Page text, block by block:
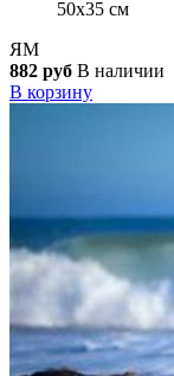
50x35 см
ЯМ
882 руб В наличии
В корзину